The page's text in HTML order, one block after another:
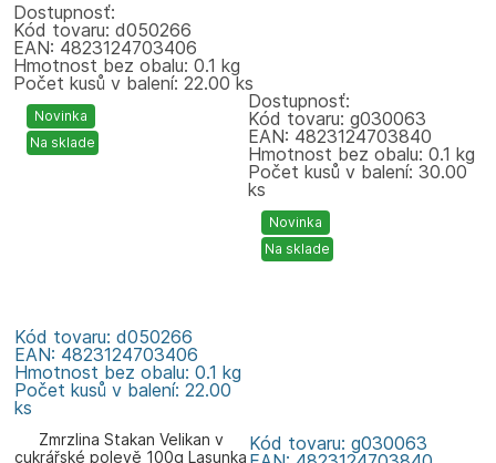
Dostupnosť:
Kód tovaru: d050266
EAN: 4823124703406
Hmotnost bez obalu: 0.1 kg
Počet kusů v balení: 22.00 ks
Novinka
Na sklade
Kód tovaru: d050266
EAN: 4823124703406
Hmotnost bez obalu: 0.1 kg
Počet kusů v balení: 22.00
ks
Zmrzlina Stakan Velikan v
cukrářské polevě 100g Lasunka
Dostupnosť:
Kód tovaru: g030063
EAN: 4823124703840
Hmotnost bez obalu: 0.1 kg
Počet kusů v balení: 30.00
ks
Novinka
Na sklade
Kód tovaru: g030063